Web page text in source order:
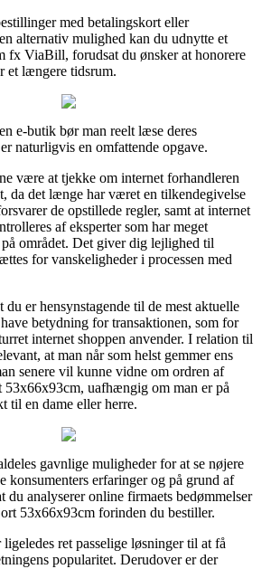
med betalingskort eller
alternativ mulighed kan du udnytte et
fx ViaBill, forudsat du ønsker at honorere
et længere tidsrum.
e-butik bør man reelt læse deres
naturligvis en omfattende opgave.
være at tjekke om internet forhandleren
da det længe har været en tilkendegivelse
de opstillede regler, samt at internet
af eksperter som har meget
området. Det giver dig lejlighed til
for vanskeligheder i processen med
du er hensynstagende til de mest aktuelle
betydning for transaktionen, som for
internet shoppen anvender. I relation til
at man når som helst gemmer ens
senere vil kunne vidne om ordren af
53x66x93cm, uafhængig om man er på
til en dame eller herre.
gavnlige muligheder for at se nøjere
konsumenters erfaringer og på grund af
du analyserer online firmaets bedømmelser
53x66x93cm forinden du bestiller.
ret passelige løsninger til at få
popularitet. Derudover er der